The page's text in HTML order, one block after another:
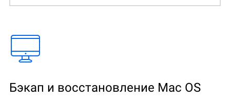
Бэкап и восстановление Mac OS